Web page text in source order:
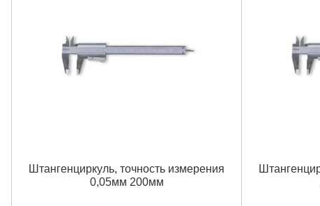
Штангенциркуль, точность измерения
0,05мм 200мм